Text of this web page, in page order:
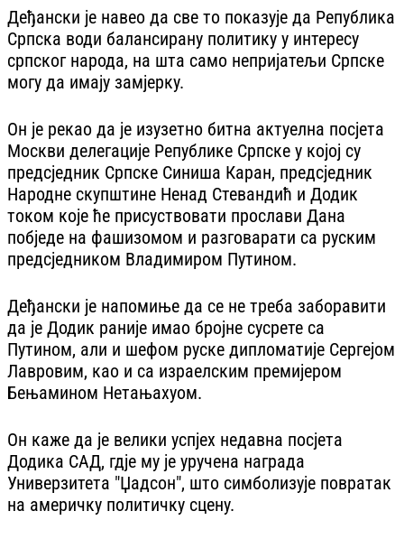
Деђански је навео да све то показује да Република
Српска води балансирану политику у интересу
српског народа, на шта само непријатељи Српске
могу да имају замјерку.
Он је рекао да је изузетно битна актуелна посјета
Москви делегације Републике Српске у којој су
предсједник Српске Синиша Каран, предсједник
Народне скупштине Ненад Стевандић и Додик
током које ће присуствовати прослави Дана
побједе на фашизомом и разговарати са руским
предсједником Владимиром Путином.
Деђански је напомиње да се не треба заборавити
да је Додик раније имао бројне сусрете са
Путином, али и шефом руске дипломатије Сергејом
Лавровим, као и са израелским премијером
Бењамином Нетањахуом.
Он каже да је велики успјех недавна посјета
Додика САД, гдје му је уручена награда
Универзитета "Џадсон", што симболизује повратак
на америчку политичку сцену.